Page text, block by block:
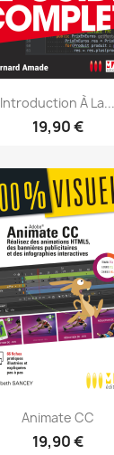
Introduction À La...
19,90 €
Animate CC
19,90 €